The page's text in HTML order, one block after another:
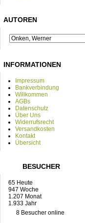
AUTOREN
INFORMATIONEN
Impressum
Bankverbindung
Willkommen
AGBs
Datenschutz
Über Uns
Widerrufsrecht
Versandkosten
Kontakt
Übersicht
BESUCHER
65 Heute
947 Woche
1.207 Monat
1.933 Jahr
8 Besucher online